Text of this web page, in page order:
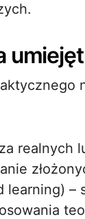
realnych
learning) –